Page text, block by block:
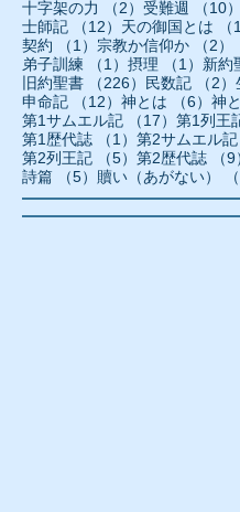
十字架の力
（2） 2件の記事
受難週 （10）
士師記
（12） 12件の記事
天の御国とは （
契約
（1） 1件の記事
宗教か信仰か （2）
弟子訓練
（1） 1件の記事
摂理 （1） 1件
新約
旧約聖書
（226） 226件の記事
民数記 （2）
申命記
（12） 12件の記事
神とは （6） 6件
神
第1サムエル記
（17） 17件の記
第1列王
第1歴代誌
（1） 1件の記事
第2サムエル記
第2列王記
（5） 5件の記事
第2歴代誌 （9
詩篇
（5） 5件の記事
贖い（あがない）